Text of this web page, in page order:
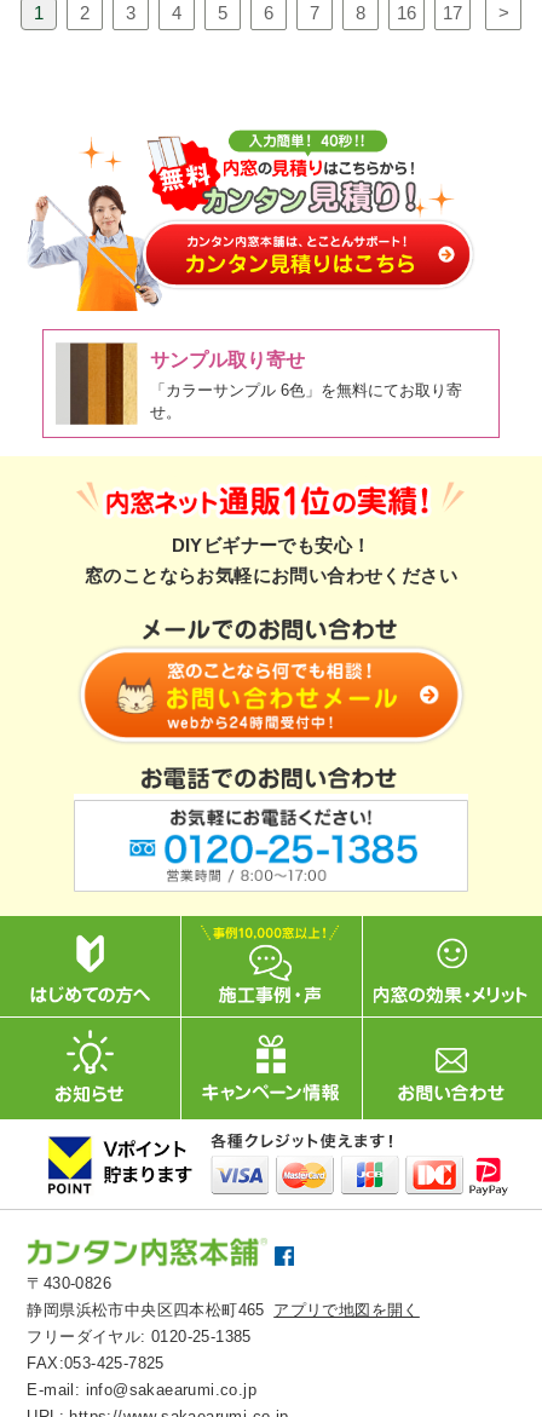
1 2 3 4 5 6 7 8 16 17 >
サンプル取り寄せ
「カラーサンプル 6色」を無料にてお取り寄
せ。
DIYビギナーでも安心！
窓のことならお気軽にお問い合わせください
〒430-0826
静岡県浜松市中央区四本松町465 アプリで地図を開く
フリーダイヤル:0120-25-1385
FAX:053-425-7825
E-mail: info@sakaearumi.co.jp